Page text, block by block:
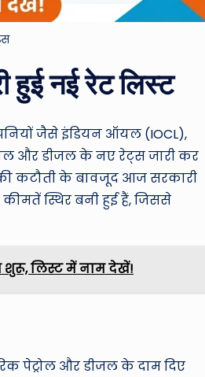
नई रेट लिस्ट
जैसे इंडियन ऑयल (IOCL),
और डीजल के नए रेट्स जारी कर
की कटौती के बावजूद आज सरकारी
स्थिर बनी हुई हैं, जिससे
शुरू, लिस्ट में नाम देखें!
पेट्रोल और डीजल के दाम दिए